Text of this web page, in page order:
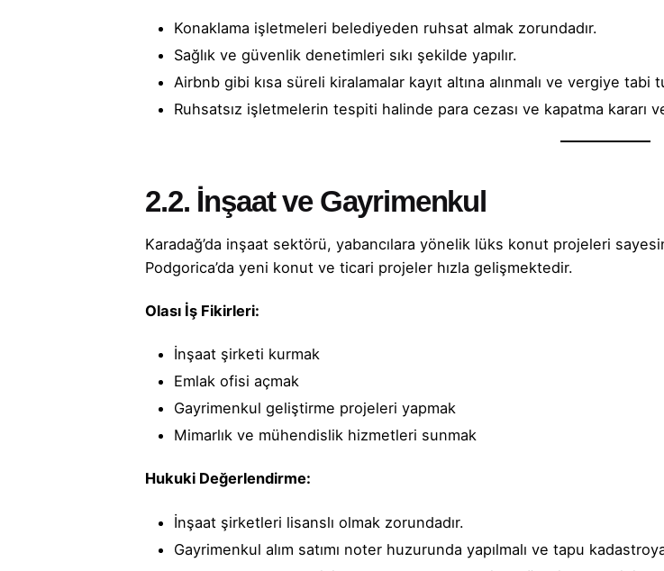
Konaklama işletmeleri belediyeden ruhsat almak zorundadır.
Sağlık ve güvenlik denetimleri sıkı şekilde yapılır.
Airbnb gibi kısa süreli kiralamalar kayıt altına alınmalı ve vergiye tabi
Ruhsatsız işletmelerin tespiti halinde para cezası ve kapatma kararı
2.2. İnşaat ve Gayrimenkul
Karadağ’da inşaat sektörü, yabancılara yönelik lüks konut projeleri
Podgorica’da yeni konut ve ticari projeler hızla gelişmektedir.
Olası İş Fikirleri:
İnşaat şirketi kurmak
Emlak ofisi açmak
Gayrimenkul geliştirme projeleri yapmak
Mimarlık ve mühendislik hizmetleri sunmak
Hukuki Değerlendirme:
İnşaat şirketleri lisanslı olmak zorundadır.
Gayrimenkul alım satımı noter huzurunda yapılmalı ve tapu